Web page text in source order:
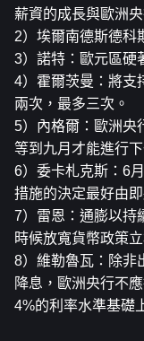
薪資的成長與歐洲
2）埃爾南德斯德科
3）諾特：歐元區硬
4）霍爾茨曼：將支
兩次，最多三次。
5）內格爾：歐洲央
等到九月才能進行
6）委卡札克斯：6
措施的決定最好由
7）雷恩：通膨以持
時候放寬貨幣政策
8）維勒魯瓦：除非
降息，歐洲央行不
4%的利率水準基礎